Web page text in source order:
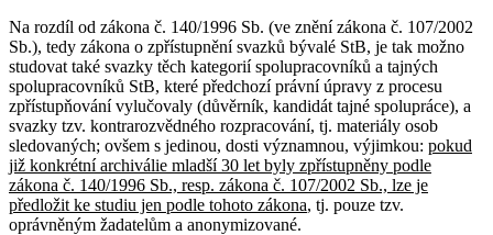
Na rozdíl od zákona č. 140/1996 Sb. (ve znění zákona č. 107/2002
Sb.), tedy zákona o zpřístupnění svazků bývalé StB, je tak možno
studovat také svazky těch kategorií spolupracovníků a tajných
spolupracovníků StB, které předchozí právní úpravy z procesu
zpřístupňování vylučovaly (důvěrník, kandidát tajné spolupráce), a
svazky tzv. kontrarozvědného rozpracování, tj. materiály osob
sledovaných; ovšem s jedinou, dosti významnou, výjimkou: pokud
již konkrétní archiválie mladší 30 let byly zpřístupněny podle
zákona č. 140/1996 Sb., resp. zákona č. 107/2002 Sb., lze je
předložit ke studiu jen podle tohoto zákona, tj. pouze tzv.
oprávněným žadatelům a anonymizované.